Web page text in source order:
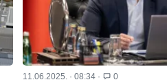
11.06.2025. · 08:34 · 0